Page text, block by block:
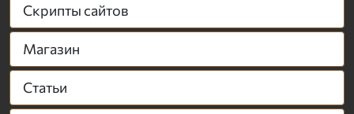
Скрипты сайтов
Магазин
Статьи